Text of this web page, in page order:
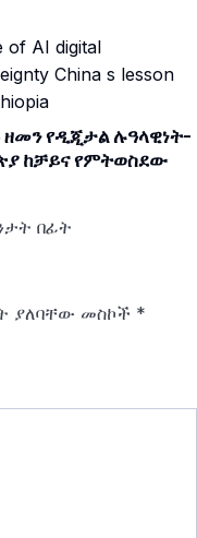
ዘመን የዲጂታል ሉዓላዊነት-
ከቻይና የምትወስደው
በፊት
ያለባቸው መስኮች *